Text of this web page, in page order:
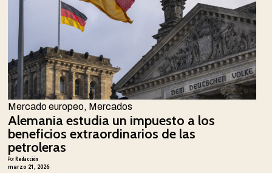
Mercado europeo, Mercados
Alemania estudia un impuesto a los
beneficios extraordinarios de las
petroleras
Por Redacción
marzo 21, 2026